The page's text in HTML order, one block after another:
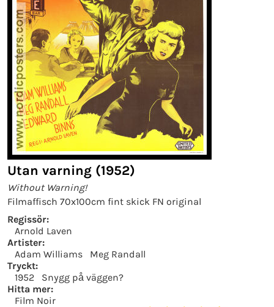
Utan varning (1952)
Without Warning!
Filmaffisch 70x100cm fint skick FN original
Regissör:
Arnold Laven
Artister:
Adam Williams
Meg Randall
Tryckt:
1952
Snygg på väggen?
Hitta mer:
Film Noir